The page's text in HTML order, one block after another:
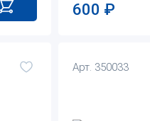
600 ₽
Арт. 350033